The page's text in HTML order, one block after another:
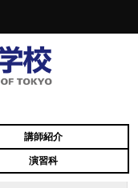
講師紹介
演習科